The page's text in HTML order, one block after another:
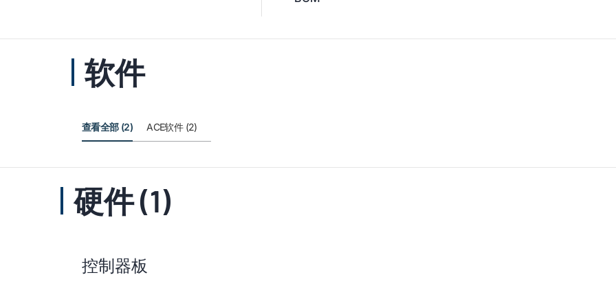
软件
查看全部 (2) ACE软件 (2)
硬件 (1)
控制器板